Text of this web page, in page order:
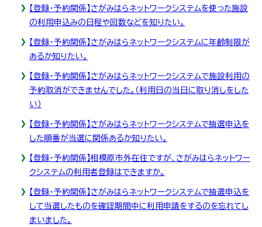
【登録・予約関係】さがみはらネットワークシステムを使った施設
の利用申込みの日程や回数などを知りたい。
【登録・予約関係】さがみはらネットワークシステムに年齢制限が
あるか知りたい。
【登録・予約関係】さがみはらネットワークシステムで施設利用の
予約取消ができませんでした。（利用日の当日に取り消しをした
い）
【登録・予約関係】さがみはらネットワークシステムで抽選申込を
した順番が当選に関係あるか知りたい。
【登録・予約関係】相模原市外在住ですが、さがみはらネットワー
クシステムの利用者登録はできますか。
【登録・予約関係】さがみはらネットワークシステムで抽選申込を
して当選したものを確認期間中に利用申請をするのを忘れてし
まいました。